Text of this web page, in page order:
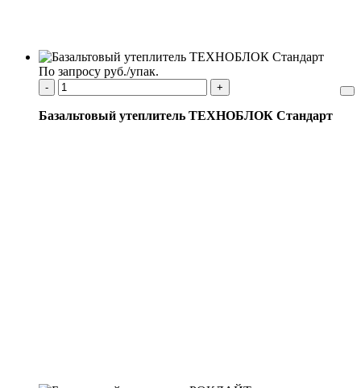
По запросу руб./упак.
- +
Базальтовый утеплитель ТЕХНОБЛОК Стандарт